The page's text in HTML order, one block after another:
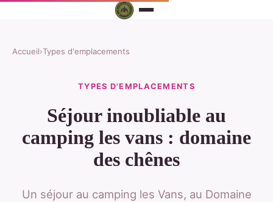
Accueil›Types d'emplacements
TYPES D'EMPLACEMENTS
Séjour inoubliable au
camping les vans : domaine
des chênes
Un séjour au camping les Vans, au Domaine